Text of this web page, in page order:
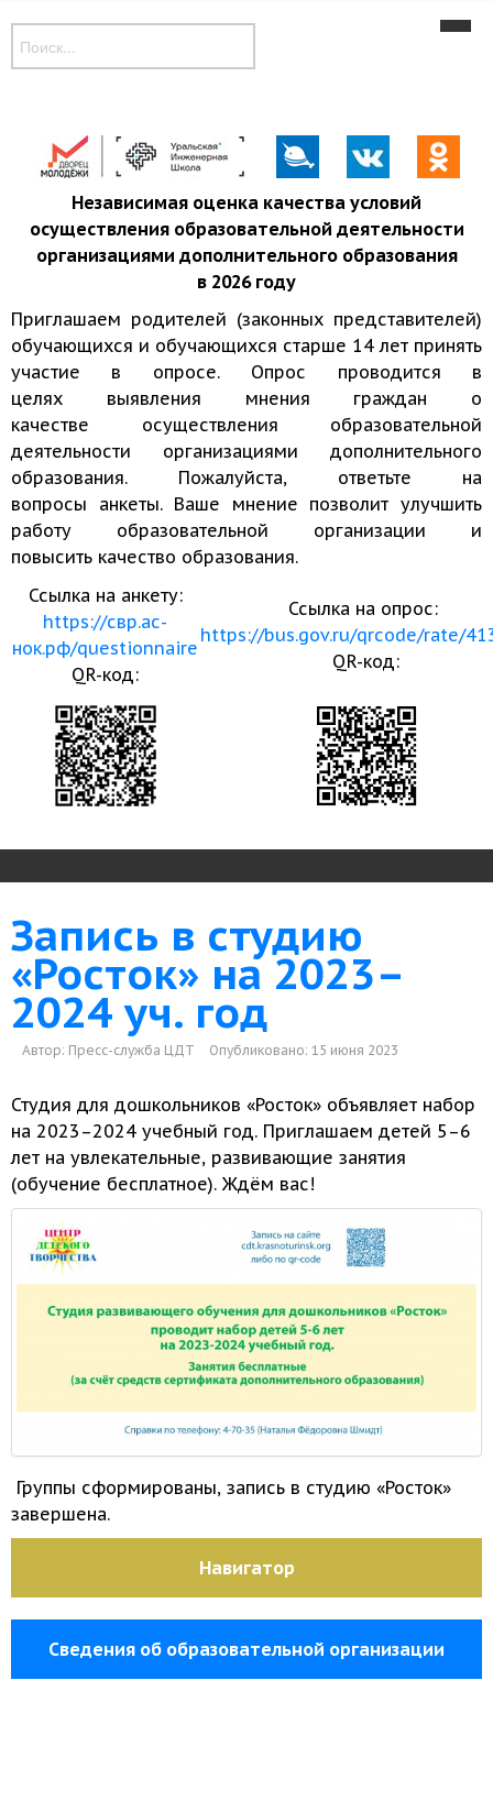
Независимая оценка качества условий
осуществления образовательной деятельности
организациями дополнительного образования
в 2026 году
Приглашаем родителей (законных представителей)
обучающихся и обучающихся старше 14 лет принять
участие в опросе. Опрос проводится в
целях выявления мнения граждан о
качестве осуществления образовательной
деятельности организациями дополнительного
образования. Пожалуйста, ответьте на
вопросы анкеты. Ваше мнение позволит улучшить
работу образовательной организации и
повысить качество образования.
Ссылка на анкету:
https://свр.ас-
нок.рф/questionnaire
QR-код:
Ссылка на опрос:
https://bus.gov.ru/qrcode/rate/
QR-код:
Наши объединения
Контакты
Запись в студию
«Росток» на 2023–
2024 уч. год
Автор: Пресс-служба ЦДТ Опубликовано: 15 июня 2023
Студия для дошкольников «Росток» объявляет набор
на 2023–2024 учебный год. Приглашаем детей 5–6
лет на увлекательные, развивающие занятия
(обучение бесплатное). Ждём вас!
Группы сформированы, запись в студию «Росток»
завершена.
Навигатор
Сведения об образовательной организации